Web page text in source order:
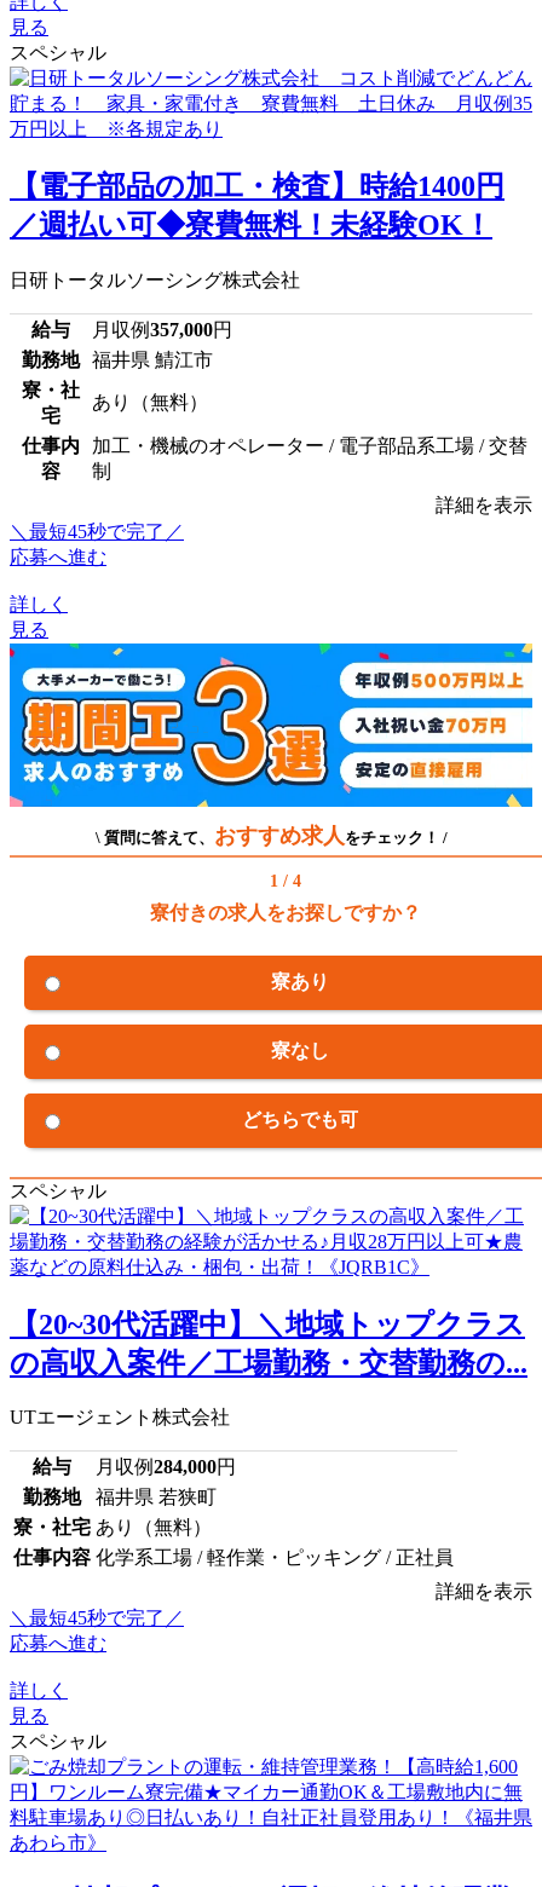
見る
スペシャル
【電子部品の加工・検査】時給1400円
／週払い可◆寮費無料！未経験OK！
日研トータルソーシング株式会社
給与 月収例357,000円
勤務地
福井県 鯖江市
寮・社
宅
あり（無料）
仕事内
容
加工・機械のオペレーター / 電子部品系工場 / 交替
制
詳細を表示
＼最短45秒で完了／
応募へ進む
詳しく
見る
\ 質問に答えて、 おすすめ求人 をチェック！ /
1 / 4
寮付きの求人をお探しですか？
寮あり
寮なし
どちらでも可
スペシャル
【20~30代活躍中】＼地域トップクラス
の高収入案件／工場勤務・交替勤務の...
UTエージェント株式会社
給与 月収例284,000円
勤務地
福井県 若狭町
寮・社宅 あり（無料）
仕事内容 化学系工場 / 軽作業・ピッキング / 正社員
詳細を表示
＼最短45秒で完了／
応募へ進む
詳しく
見る
スペシャル